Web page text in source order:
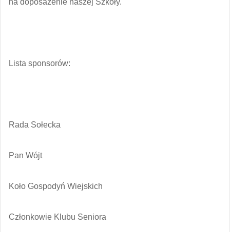
Lista sponsorów:
Rada Sołecka
Pan Wójt
Koło Gospodyń Wiejskich
Członkowie Klubu Seniora